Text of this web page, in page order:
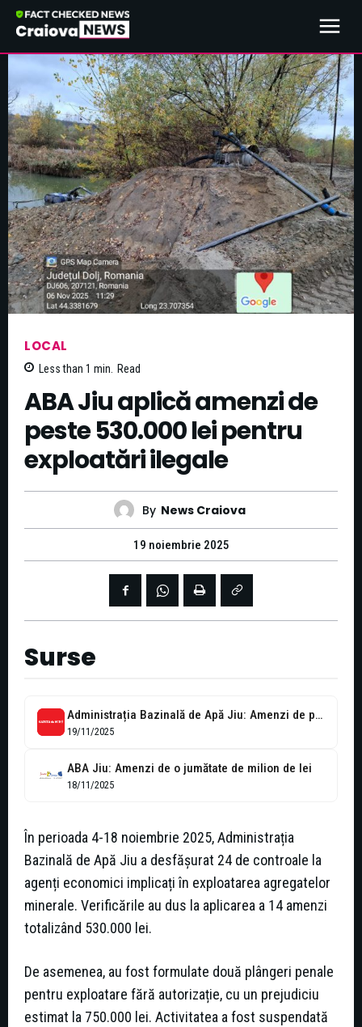
LOCAL
Less than 1 min. Read
ABA Jiu aplică amenzi de
peste 530.000 lei pentru
exploatări ilegale
By News Craiova
19 noiembrie 2025
Surse
Administrația Bazinală de Apă Jiu: Amenzi de peste 530.000 lei aplicate în...
19/11/2025
ABA Jiu: Amenzi de o jumătate de milion de lei
18/11/2025
În perioada 4-18 noiembrie 2025, Administrația
Bazinală de Apă Jiu a desfășurat 24 de controale la
agenți economici implicați în exploatarea agregatelor
minerale. Verificările au dus la aplicarea a 14 amenzi
totalizând 530.000 lei.
De asemenea, au fost formulate două plângeri penale
pentru exploatare fără autorizație, cu un prejudiciu
estimat la 750.000 lei. Activitatea a fost suspendată